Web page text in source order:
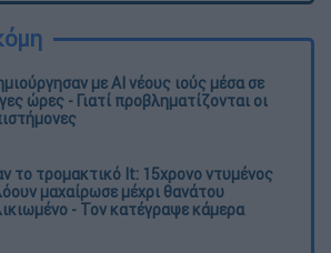
με AI νέους ιούς μέσα σε
ώρες - Γιατί προβληματίζονται οι
το τρομακτικό It: 15χρονο ντυμένος
μαχαίρωσε μέχρι θανάτου
- Τον κατέγραψε κάμερα